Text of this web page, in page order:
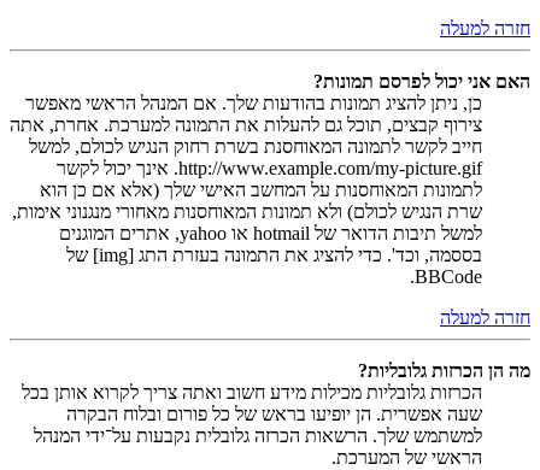
חזרה למעלה
האם אני יכול לפרסם תמונות?
כן, ניתן להציג תמונות בהודעות שלך. אם המנהל הראשי מאפשר
צירוף קבצים, תוכל גם להעלות את התמונה למערכת. אחרת, אתה
חייב לקשר לתמונה המאוחסנת בשרת רחוק הנגיש לכולם, למשל
http://www.example.com/my-picture.gif. אינך יכול לקשר
לתמונות המאוחסנות על המחשב האישי שלך (אלא אם כן הוא
שרת הנגיש לכולם) ולא תמונות המאוחסנות מאחורי מנגנוני אימות,
למשל תיבות הדואר של hotmail או yahoo, אתרים המוגנים
בססמה, וכד'. כדי להציג את התמונה בעזרת התג [img] של
BBCode.
חזרה למעלה
מה הן הכרזות גלובליות?
הכרזות גלובליות מכילות מידע חשוב ואתה צריך לקרוא אותן בכל
שעה אפשרית. הן יופיעו בראש של כל פורום ובלוח הבקרה
למשתמש שלך. הרשאות הכרזה גלובלית נקבעות על־ידי המנהל
הראשי של המערכת.